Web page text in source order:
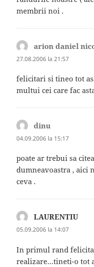
membrii noi .
arion daniel
27.08.2006 la 21:57
felicitari si tineo tot
multui cei care fac
dinu
04.09.2006 la 15:17
poate ar trebui sa
dumneavoastra , aici
ceva .
LAURENTIU
05.09.2006 la 14:07
In primul rand
realizare…tineti-o tot